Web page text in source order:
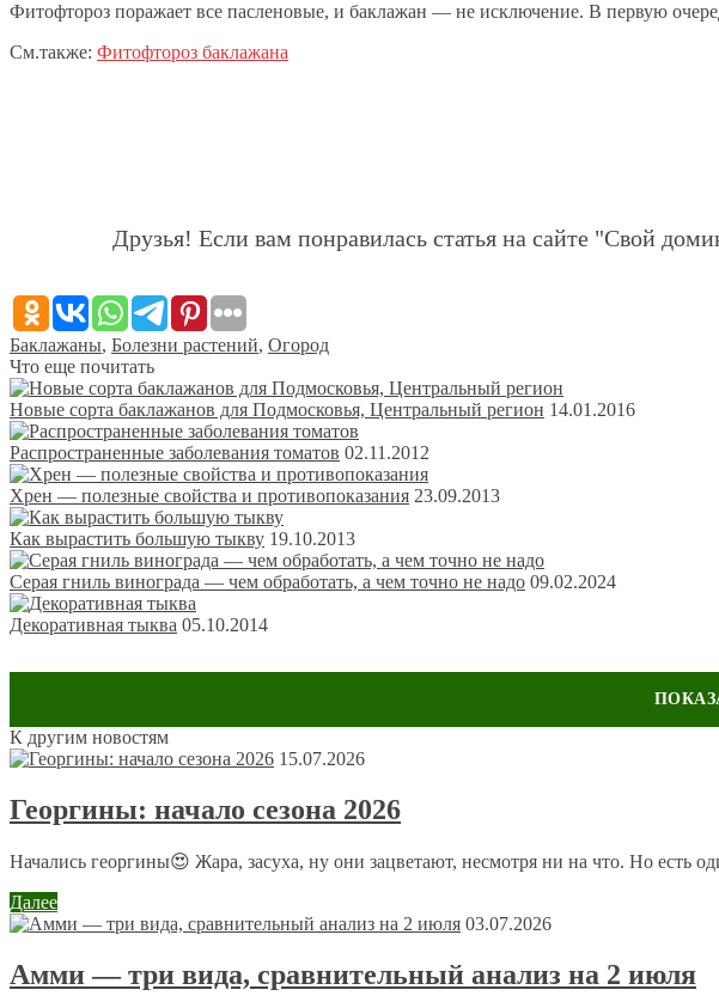
Фитофтороз поражает все пасленовые, и баклажан — не исключение. В первую
См.также: Фитофтороз баклажана
Друзья! Если вам понравилась статья на сайте "Свой
Баклажаны, Болезни растений, Огород
Что еще почитать
Новые сорта баклажанов для Подмосковья, Центральный регион 14.01.2016
Распространенные заболевания томатов 02.11.2012
Хрен — полезные свойства и противопоказания 23.09.2013
Как вырастить большую тыкву 19.10.2013
Серая гниль винограда — чем обработать, а чем точно не надо 09.02.2024
Декоративная тыква 05.10.2014
Оставить комментарий
Ваш адрес email не будет опубликован.
Обязательные поля помечены
Комментарий *
К другим новостям
15.07.2026
Георгины: начало сезона 2026
Начались георгины😍 Жара, засуха, ну они зацветают, несмотря ни на что. Но есть
Далее
03.07.2026
Амми — три вида, сравнительный анализ на 2 июля